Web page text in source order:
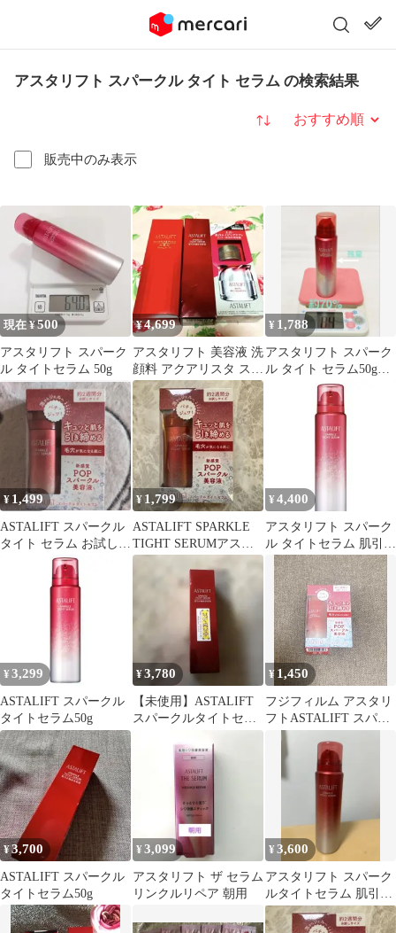
アスタリフト スパークル タイト セラム の検索結果
販売中のみ表示
並び替え
現在 ¥500
アスタリフト スパーク
ル タイトセラム 50g
¥4,699
アスタリフト 美容液 洗
顔料 アクアリスタ スキ
ンケア 3点セット
¥ 1,788
アスタリフト スパーク
ル タイト セラム50g残
¥ 1,499
ASTALIFT スパークル
タイト セラム お試しサ
¥ 1,799
ASTALIFT SPARKLE
TIGHT SERUMアスタ
リフト
¥ 4,400
アスタリフト スパーク
ル タイトセラム 肌引き
締め美容液 50g 毛穴 美
容液
¥ 3,299
ASTALIFT スパークル
タイトセラム50g
¥3,780
【未使用】ASTALIFT
スパークルタイトセラ
¥1,450
フジフィルム アスタリ
フトASTALIFT スパー
クルタイトセラム 匿
¥3,700
ASTALIFT スパークル
タイトセラム50g
¥3,099
アスタリフト ザ セラム
リンクルリペア 朝用
¥3,600
アスタリフト スパーク
ルタイトセラム 肌引き
締め美容液 50g